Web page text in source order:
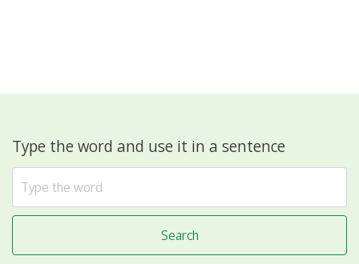
Type the word and use it in a sentence
Search